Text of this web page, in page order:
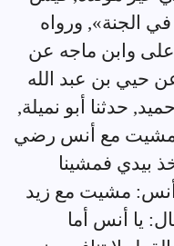
الجنة», ورواه
وابن ماجه عن
حيي بن عبد الله
حدثنا أبو نميلة,
مشيت مع أنس رضي
بيدي فمشينا
أنس: مشيت مع زيد
يا أنس أما